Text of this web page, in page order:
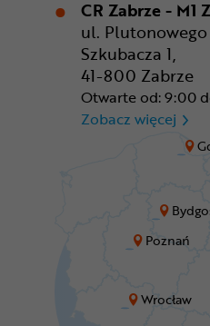
Poznań
Wrocław
CR Zabrze - M1
ul. Plutonowego
Szkubacza 1,
41-800 Zabrze
Otwarte od: 9:00
Zobacz więcej CR